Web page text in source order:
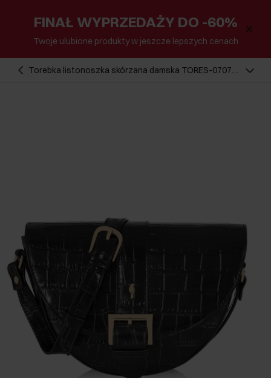
FINAŁ WYPRZEDAŻY DO -60%
Twoje ulubione produkty w jeszcze lepszych cenach
Torebka listonoszka skórzana damska TORES-0707D-